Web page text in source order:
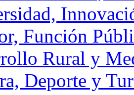
Función
Rural y
Deporte y